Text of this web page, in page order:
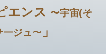
エンス 〜宇宙(そ
ージュ〜」